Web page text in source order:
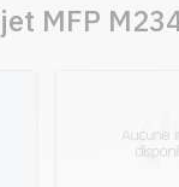
MFP